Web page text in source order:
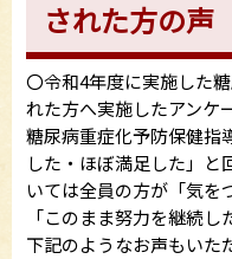
された方の声
〇令和4年度に実施した
れた方へ実施したアンケ
糖尿病重症化予防保健指
した・ほぼ満足した」と
いては全員の方が「気を
「このまま努力を継続し
下記のようなお声もいた